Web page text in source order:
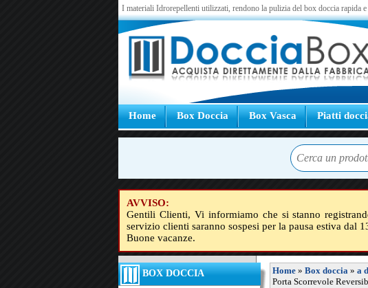
I materiali Idrorepellenti utilizzati, rendono la pulizia del box doccia rapida
Home Box Doccia Box Vasca Piatti
AVVISO:
Gentili Clienti, Vi informiamo che si stanno
servizio clienti saranno sospesi per la pausa estiva dal
Buone vacanze.
BOX DOCCIA
Home » Box doccia » a
Porta Scorrevole